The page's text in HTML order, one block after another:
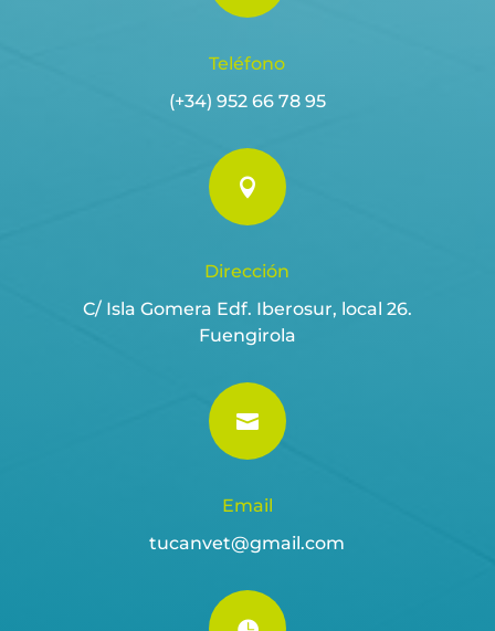
Teléfono
(+34) 952 66 78 95

Dirección
C/ Isla Gomera Edf. Iberosur, local 26.
Fuengirola

Email
tucanvet@gmail.com